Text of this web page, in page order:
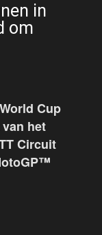
in
om
Cup
het
Circuit